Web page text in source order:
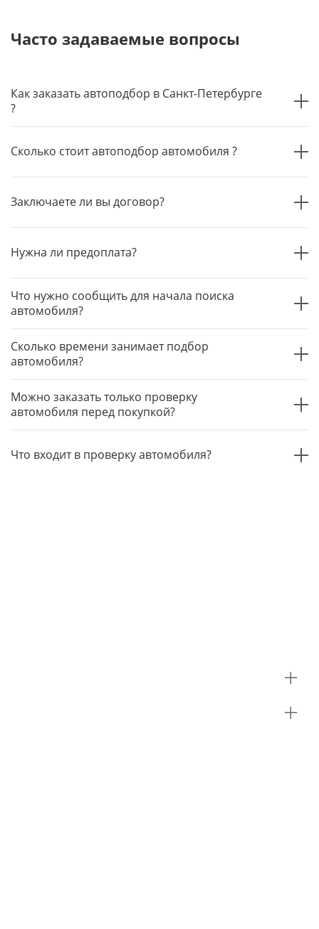
Часто задаваемые вопросы
Как заказать автоподбор в Санкт-Петербурге
?
Сколько стоит автоподбор автомобиля ?
Заключаете ли вы договор?
Нужна ли предоплата?
Что нужно сообщить для начала поиска
автомобиля?
Сколько времени занимает подбор
автомобиля?
Можно заказать только проверку
автомобиля перед покупкой?
Что входит в проверку автомобиля?